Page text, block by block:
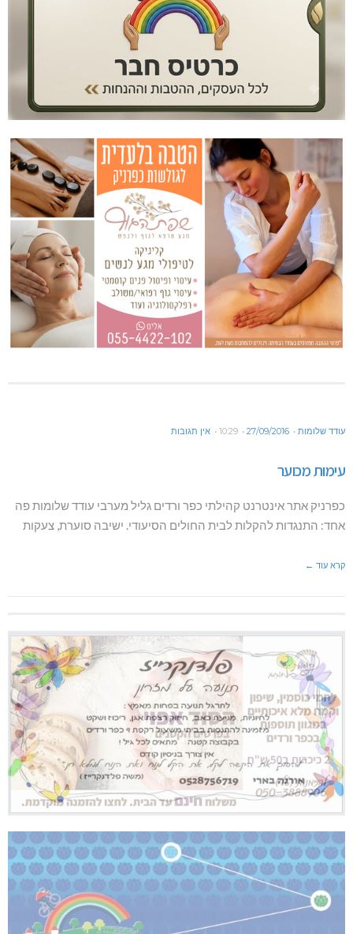
עודד שלומות 27/09/2016
10:29 אין תגובות
עימות מכוער
כפרניק אתר אינטרנט קהילתי כפר ורדים גליל מערבי עודד שלומות פה
אחד: התנגדות להקלות לבית החולים הסיעודי. ישיבה סוערת, צעקות
קרא עוד ←